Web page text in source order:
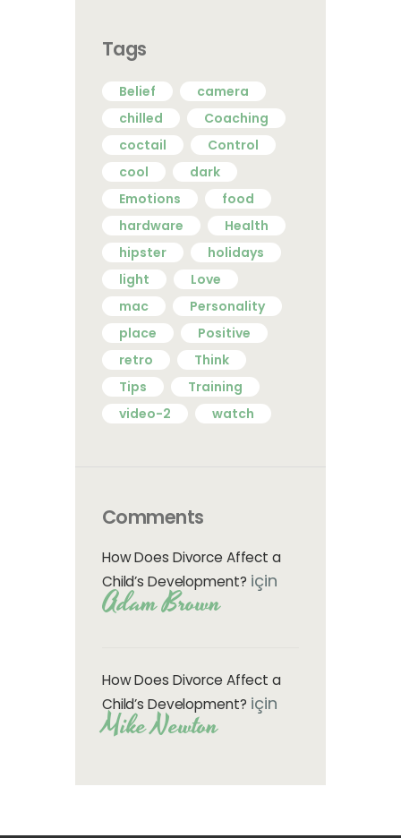
Tags
Belief
camera
chilled
Coaching
coctail
Control
cool
dark
Emotions
food
hardware
Health
hipster
holidays
light
Love
mac
Personality
place
Positive
retro
Think
Tips
Training
video-2
watch
Comments
How Does Divorce Affect a
Child’s Development? için
Adam Brown
How Does Divorce Affect a
Child’s Development? için
Mike Newton